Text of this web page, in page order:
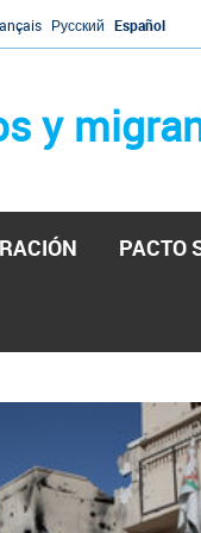
Русский Español
y
PACTO
enviada por el
pero necesita el